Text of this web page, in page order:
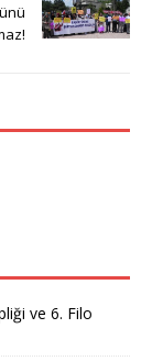
ve 6. Filo